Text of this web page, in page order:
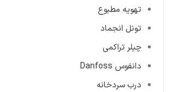
تهویه مطبوع
تونل انجماد
چیلر تراکمی
دانفوس Danfoss
درب سردخانه